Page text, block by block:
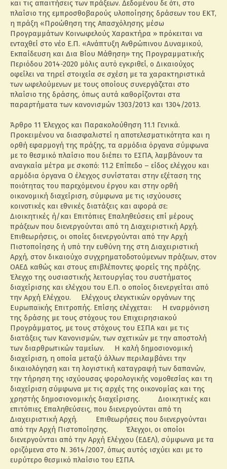
και τις απαιτήσεις των πράξεων. Δεδομένου δε ότι, στο
πλαίσιο της εμπροσθοβαρούς υλοποίησης δράσεων του ΕΚΤ,
η πράξη «Προώθηση της Απασχόλησης μέσω
Προγραμμάτων Κοινωφελούς Χαρακτήρα » πρόκειται να
ενταχθεί στο νέο Ε.Π. «Ανάπτυξη Ανθρώπινου Δυναμικού,
Εκπαίδευση και Δια Βίου Μάθηση» της Προγραμματικής
Περιόδου 2014-2020 μόλις αυτό εγκριθεί, ο Δικαιούχος
οφείλει να τηρεί στοιχεία σε σχέση με τα χαρακτηριστικά
των ωφελούμενων με τους οποίους συνεργάζεται στο
πλαίσιο της δράσης, όπως αυτά καθορίζονται στα
παραρτήματα των κανονισμών 1303/2013 και 1304/2013.
Άρθρο 11 Έλεγχος και Παρακολούθηση 11.1 Γενικά.
Προκειμένου να διασφαλιστεί η αποτελεσματικότητα και η
ορθή εφαρμογή της πράξης, τα αρμόδια όργανα σύμφωνα
με το θεσμικό πλαίσιο που διέπει το ΕΣΠΑ, λαμβάνουν τα
αναγκαία μέτρα με σκοπό: 11.2 Επίπεδο – είδος ελέγχου και
αρμόδια όργανα Ο έλεγχος συνίσταται στην εξέταση της
ποιότητας του παρεχόμενου έργου και στην ορθή
οικονομική διαχείριση, σύμφωνα με τις ισχύουσες
κοινοτικές και εθνικές διατάξεις και αφορά σε:
Διοικητικές ή/και Επιτόπιες Επαληθεύσεις επί μέρους
πράξεων που διενεργούνται από τη Διαχειριστική Αρχή.
Επιθεωρήσεις, οι οποίες διενεργούνται από την Αρχή
Πιστοποίησης ή υπό την ευθύνη της στη Διαχειριστική
Αρχή, στον δικαιούχο συγχρηματοδοτούμενων πράξεων, στον
ΟΑΕΔ καθώς και στους επιβλέποντες φορείς της πράξης.
Έλεγχο της ουσιαστικής λειτουργίας του συστήματος
διαχείρισης και ελέγχου του Ε.Π. ο οποίος διενεργείται από
την Αρχή Ελέγχου. Ελέγχους ελεγκτικών οργάνων της
Ευρωπαϊκής Επιτροπής. Επίσης ελέγχεται: Η εναρμόνιση
της δράσης με τους στόχους του Επιχειρησιακού
Προγράμματος, με τους στόχους του ΕΣΠΑ και με τις
διατάξεις των Κανονισμών, των σχετικών με την αποστολή
των διαρθρωτικών ταμείων. Η καλή δημοσιονομική
διαχείριση, η οποία μεταξύ άλλων περιλαμβάνει την
δικαιολόγηση και τη λογιστική καταγραφή των δαπανών,
την τήρηση της ισχύουσας φορολογικής νομοθεσίας και τη
διαχείριση σύμφωνα με τις αρχές της οικονομίας και της
χρηστής δημοσιονομικής διαχείρισης. Διοικητικές και
επιτόπιες Επαληθεύσεις, που διενεργούνται από τη
Διαχειριστική Αρχή. Επιθεωρήσεις που διενεργούνται
από την Αρχή Πιστοποίησης. Έλεγχοι, οι οποίοι
διενεργούνται από την Αρχή Ελέγχου (ΕΔΕΛ), σύμφωνα με τα
οριζόμενα στο Ν. 3614/2007, όπως αυτός ισχύει και με το
ευρύτερο θεσμικό πλαίσιο του ΕΣΠΑ.